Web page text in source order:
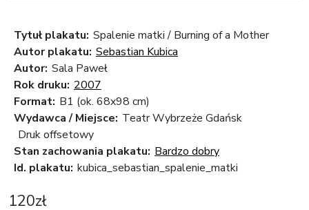
Tytuł plakatu: Spalenie matki / Burning of a Mother
Autor plakatu: Sebastian Kubica
Autor: Sala Paweł
Rok druku: 2007
Format: B1 (ok. 68x98 cm)
Wydawca / Miejsce: Teatr Wybrzeże Gdańsk
Druk offsetowy
Stan zachowania plakatu: Bardzo dobry
Id. plakatu: kubica_sebastian_spalenie_matki
120zł